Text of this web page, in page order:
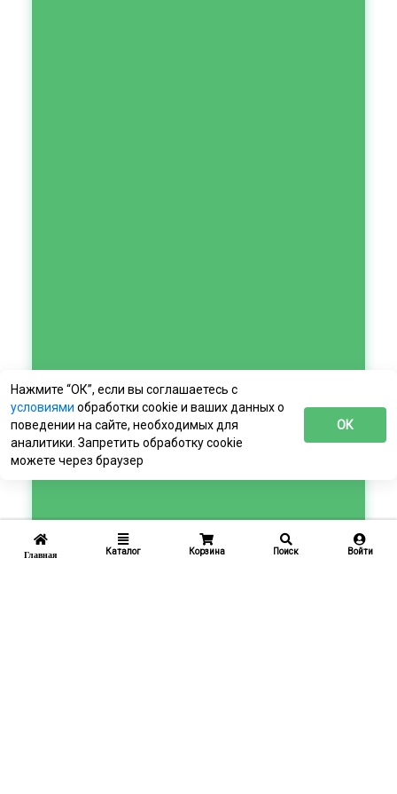
Главная Каталог Корзина Поиск Войти
Нажмите “ОК”, если вы соглашаетесь с
условиями обработки cookie и ваших данных о
поведении на сайте, необходимых для
аналитики. Запретить обработку cookie
можете через браузер
ОК